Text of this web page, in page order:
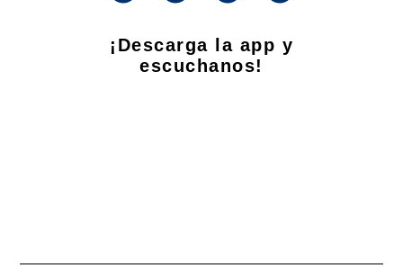
¡Descarga la app y
escuchanos!